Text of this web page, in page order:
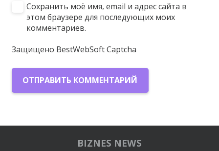
Сохранить моё имя, email и адрес сайта в
этом браузере для последующих моих
комментариев.
Защищено BestWebSoft Captcha
ОТПРАВИТЬ КОММЕНТАРИЙ
BIZNES NEWS